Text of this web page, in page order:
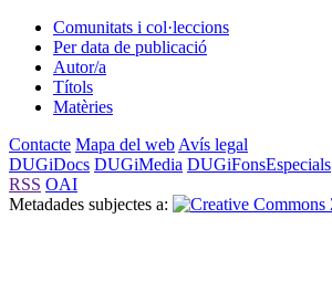
Comunitats i col·leccions
Per data de publicació
Autor/a
Títols
Matèries
Contacte Mapa del web Avís legal
DUGiDocs DUGiMedia DUGiFonsEspecials
RSS OAI
Metadades subjectes a: